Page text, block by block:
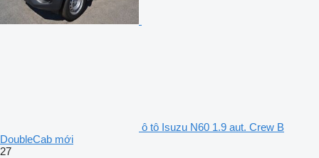
ô tô Isuzu N60 1.9 aut. Crew B
DoubleCab mới
27